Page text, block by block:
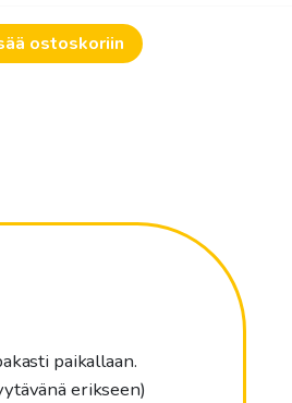
ostoskoriin
paikallaan.
erikseen)